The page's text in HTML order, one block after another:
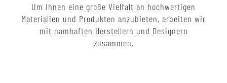
Um Ihnen eine große Vielfalt an hochwertigen
Materialien und Produkten anzubieten, arbeiten wir
mit namhaften Herstellern und Designern
zusammen.